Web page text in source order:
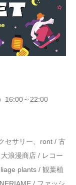
16:00～22:00
セサリー、ront / 古
浪漫商店 / レコー
plants / 観葉植
/ ファッシ